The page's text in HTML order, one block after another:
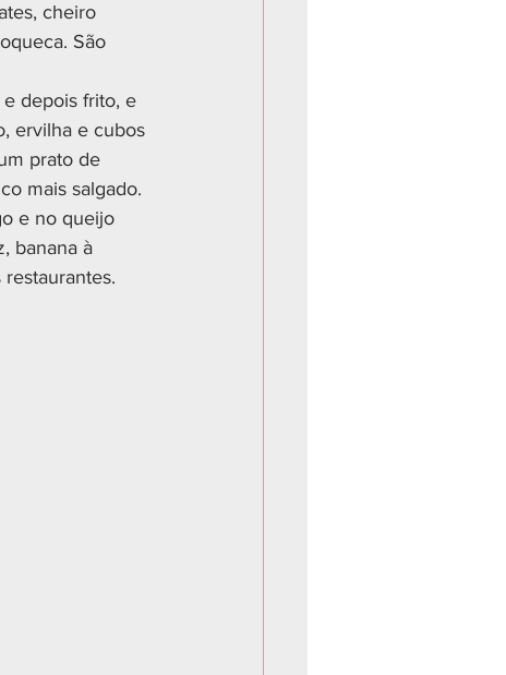
cheiro
São
depois frito, e
ervilha e cubos
prato de
mais salgado.
e no queijo
banana à